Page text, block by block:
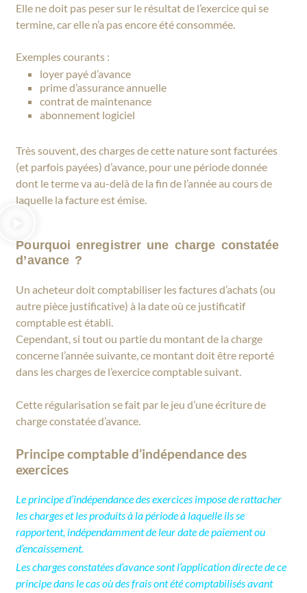
Elle ne doit pas peser sur le résultat de l’exercice qui se
termine, car elle n’a pas encore été consommée.
Exemples courants :
loyer payé d’avance
prime d’assurance annuelle
contrat de maintenance
abonnement logiciel
Très souvent, des charges de cette nature sont facturées
(et parfois payées) d’avance, pour une période donnée
dont le terme va au-delà de la fin de l’année au cours de
laquelle la facture est émise.
Pourquoi enregistrer une charge constatée
d’avance ?
Un acheteur doit comptabiliser les factures d’achats (ou
autre pièce justificative) à la date où ce justificatif
comptable est établi.
Cependant, si tout ou partie du montant de la charge
concerne l’année suivante, ce montant doit être reporté
dans les charges de l’exercice comptable suivant.
Cette régularisation se fait par le jeu d’une écriture de
charge constatée d’avance.
Principe comptable d’indépendance des
exercices
Le principe d’indépendance des exercices impose de rattacher
les charges et les produits à la période à laquelle ils se
rapportent, indépendamment de leur date de paiement ou
d’encaissement.
Les charges constatées d’avance sont l’application directe de ce
principe dans le cas où des frais ont été comptabilisés avant